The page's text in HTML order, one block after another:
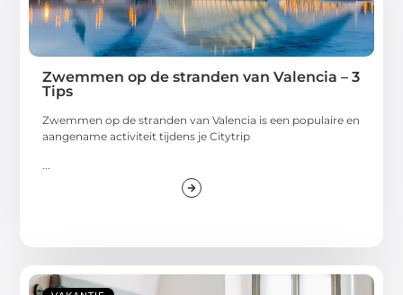
Zwemmen op de stranden van Valencia – 3
Tips
Zwemmen op de stranden van Valencia is een populaire en
aangename activiteit tijdens je Citytrip
...